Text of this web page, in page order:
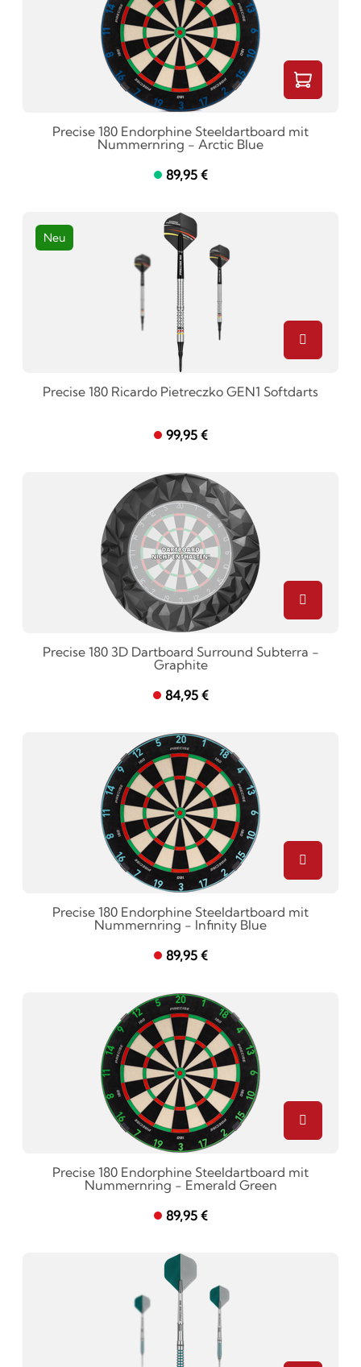
Precise 180 Endorphine Steeldartboard mit
Nummernring - Arctic Blue
89,95 €
Neu
Precise 180 Ricardo Pietreczko GEN1 Softdarts
99,95 €
Precise 180 3D Dartboard Surround Subterra -
Graphite
84,95 €
Precise 180 Endorphine Steeldartboard mit
Nummernring - Infinity Blue
89,95 €
Precise 180 Endorphine Steeldartboard mit
Nummernring - Emerald Green
89,95 €